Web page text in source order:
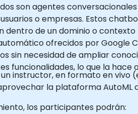
son agentes
o empresas. Estos
de un dominio o
ofrecidos por Google
sin necesidad de ampliar
funcionalidades, lo que la
instructor, en formato en vivo
la plataforma
los participantes podrán: